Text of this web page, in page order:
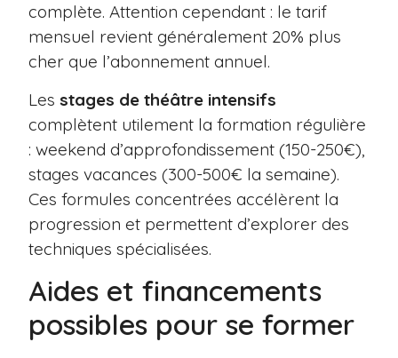
complète. Attention cependant : le tarif
mensuel revient généralement 20% plus
cher que l’abonnement annuel.
Lesstages de théâtre intensifs
complètent utilement la formation régulière
: weekend d’approfondissement (150-250€),
stages vacances (300-500€ la semaine).
Ces formules concentrées accélèrent la
progression et permettent d’explorer des
techniques spécialisées.
Aides et financements
possibles pour se former